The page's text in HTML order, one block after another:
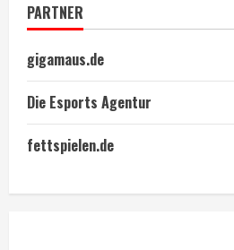
PARTNER
gigamaus.de
Die Esports Agentur
fettspielen.de